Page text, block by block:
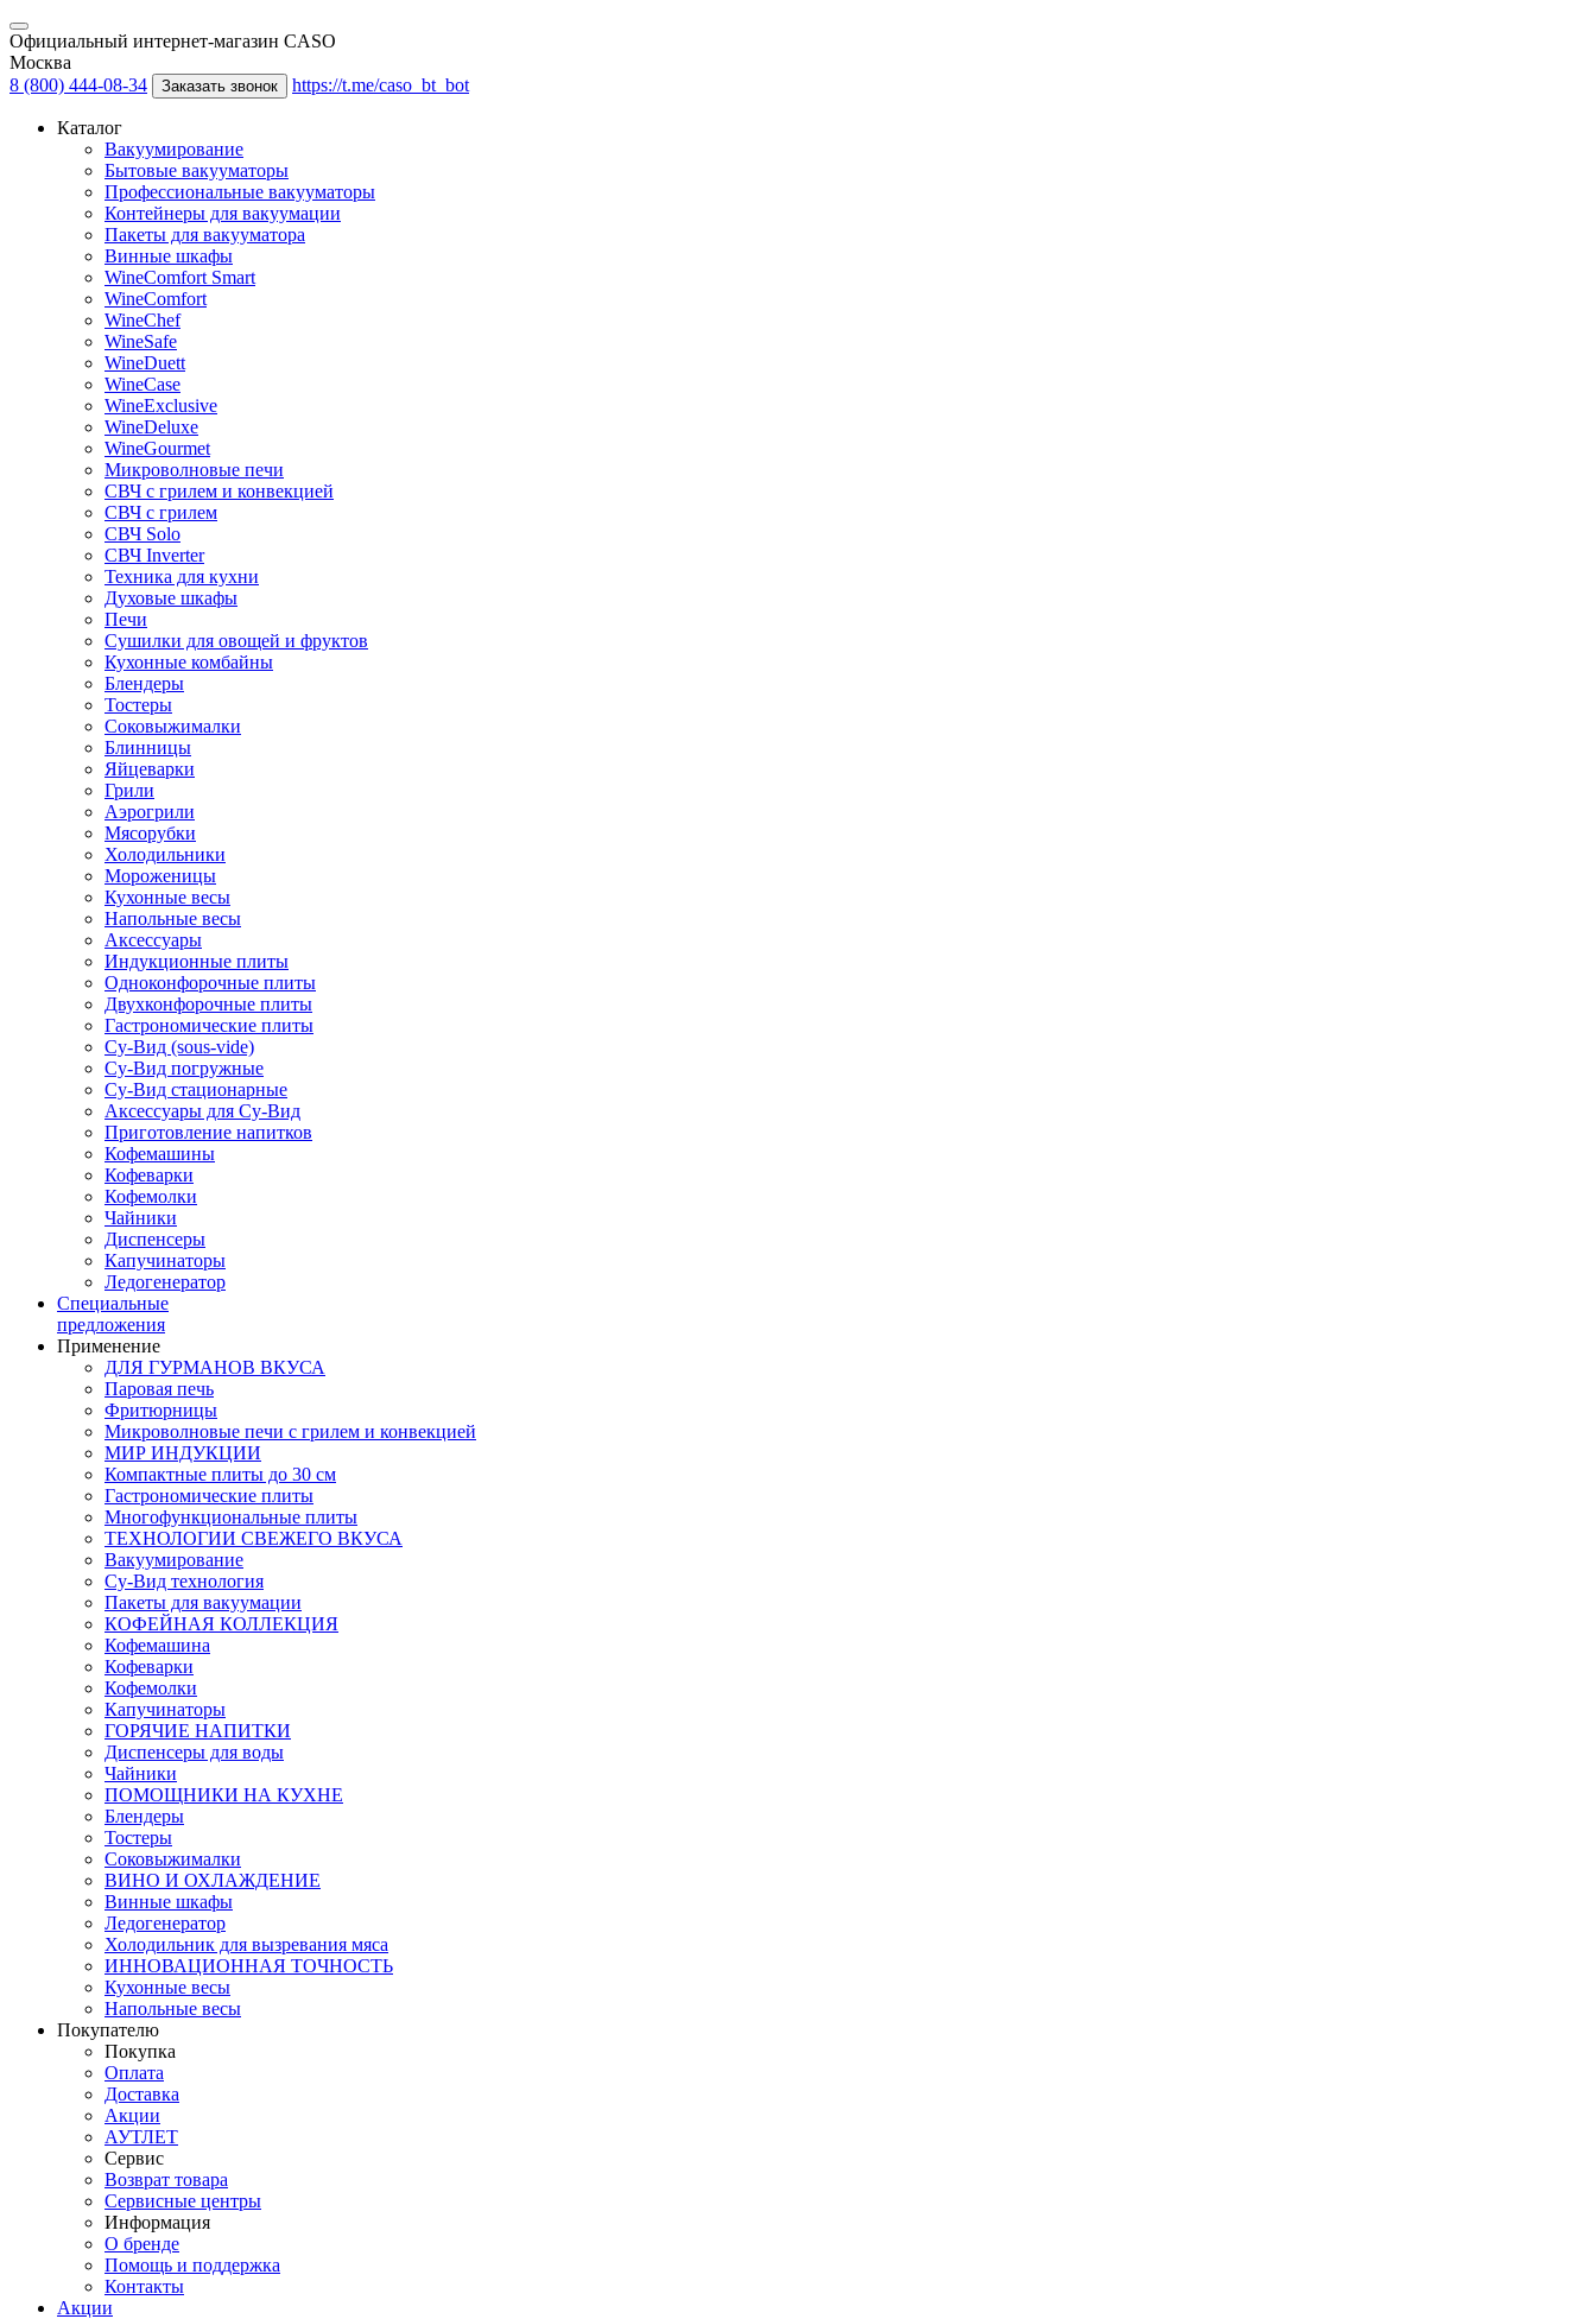
Официальный интернет-магазин CASO
Москва
8 (800) 444-08-34
Заказать звонок https://t.me/caso_bt_bot
Каталог
Вакуумирование
Бытовые вакууматоры
Профессиональные вакууматоры
Контейнеры для вакуумации
Пакеты для вакууматора
Винные шкафы
WineComfort Smart
WineComfort
WineChef
WineSafe
WineDuett
WineCase
WineExclusive
WineDeluxe
WineGourmet
Микроволновые печи
СВЧ с грилем и конвекцией
СВЧ с грилем
СВЧ Solo
СВЧ Inverter
Техника для кухни
Духовые шкафы
Печи
Сушилки для овощей и фруктов
Кухонные комбайны
Блендеры
Тостеры
Соковыжималки
Блинницы
Яйцеварки
Грили
Аэрогрили
Мясорубки
Холодильники
Мороженицы
Кухонные весы
Напольные весы
Аксессуары
Индукционные плиты
Одноконфорочные плиты
Двухконфорочные плиты
Гастрономические плиты
Су-Вид (sous-vide)
Су-Вид погружные
Су-Вид стационарные
Аксессуары для Су-Вид
Приготовление напитков
Кофемашины
Кофеварки
Кофемолки
Чайники
Диспенсеры
Капучинаторы
Ледогенератор
Специальные
предложения
Применение
ДЛЯ ГУРМАНОВ ВКУСА
Паровая печь
Фритюрницы
Микроволновые печи с грилем и конвекцией
МИР ИНДУКЦИИ
Компактные плиты до 30 см
Гастрономические плиты
Многофункциональные плиты
ТЕХНОЛОГИИ СВЕЖЕГО ВКУСА
Вакуумирование
Су-Вид технология
Пакеты для вакуумации
КОФЕЙНАЯ КОЛЛЕКЦИЯ
Кофемашина
Кофеварки
Кофемолки
Капучинаторы
ГОРЯЧИЕ НАПИТКИ
Диспенсеры для воды
Чайники
ПОМОЩНИКИ НА КУХНЕ
Блендеры
Тостеры
Соковыжималки
ВИНО И ОХЛАЖДЕНИЕ
Винные шкафы
Ледогенератор
Холодильник для вызревания мяса
ИННОВАЦИОННАЯ ТОЧНОСТЬ
Кухонные весы
Напольные весы
Покупателю
Покупка
Оплата
Доставка
Акции
АУТЛЕТ
Сервис
Возврат товара
Сервисные центры
Информация
О бренде
Помощь и поддержка
Контакты
Акции